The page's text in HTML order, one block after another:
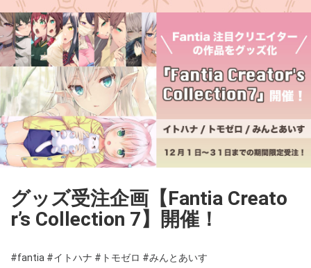
グッズ受注企画【Fantia Creato
r’s Collection 7】開催！
#fantia #イトハナ #トモゼロ #みんとあいす